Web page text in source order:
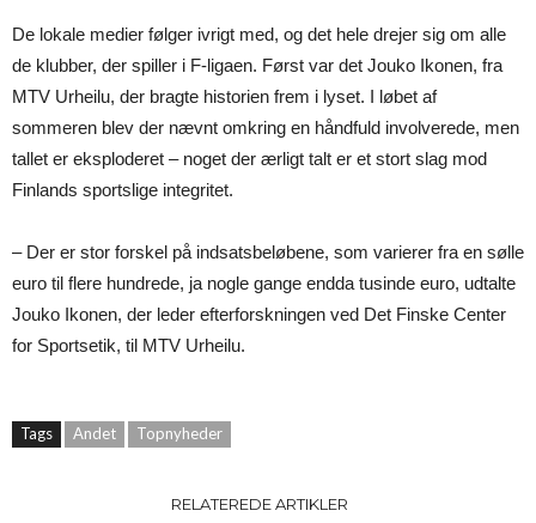
De lokale medier følger ivrigt med, og det hele drejer sig om alle
de klubber, der spiller i F-ligaen. Først var det Jouko Ikonen, fra
MTV Urheilu, der bragte historien frem i lyset. I løbet af
sommeren blev der nævnt omkring en håndfuld involverede, men
tallet er eksploderet – noget der ærligt talt er et stort slag mod
Finlands sportslige integritet.
– Der er stor forskel på indsatsbeløbene, som varierer fra en sølle
euro til flere hundrede, ja nogle gange endda tusinde euro, udtalte
Jouko Ikonen, der leder efterforskningen ved Det Finske Center
for Sportsetik, til MTV Urheilu.
Tags Andet Topnyheder
RELATEREDE ARTIKLER